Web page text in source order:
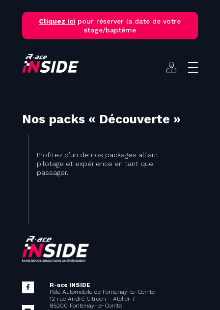
Cliquez ici pour réserver la date de votre
stage/baptême
Nos packs « Découverte »
Profitez d’un de nos packages alliant
pilotage et expérience en tant que
passager.
R-ace INSIDE
Pôle Automobile de Fontenay-le-Comte
12 rue André Citroën - Atelier 7
85200 Fontenay-le-Comte